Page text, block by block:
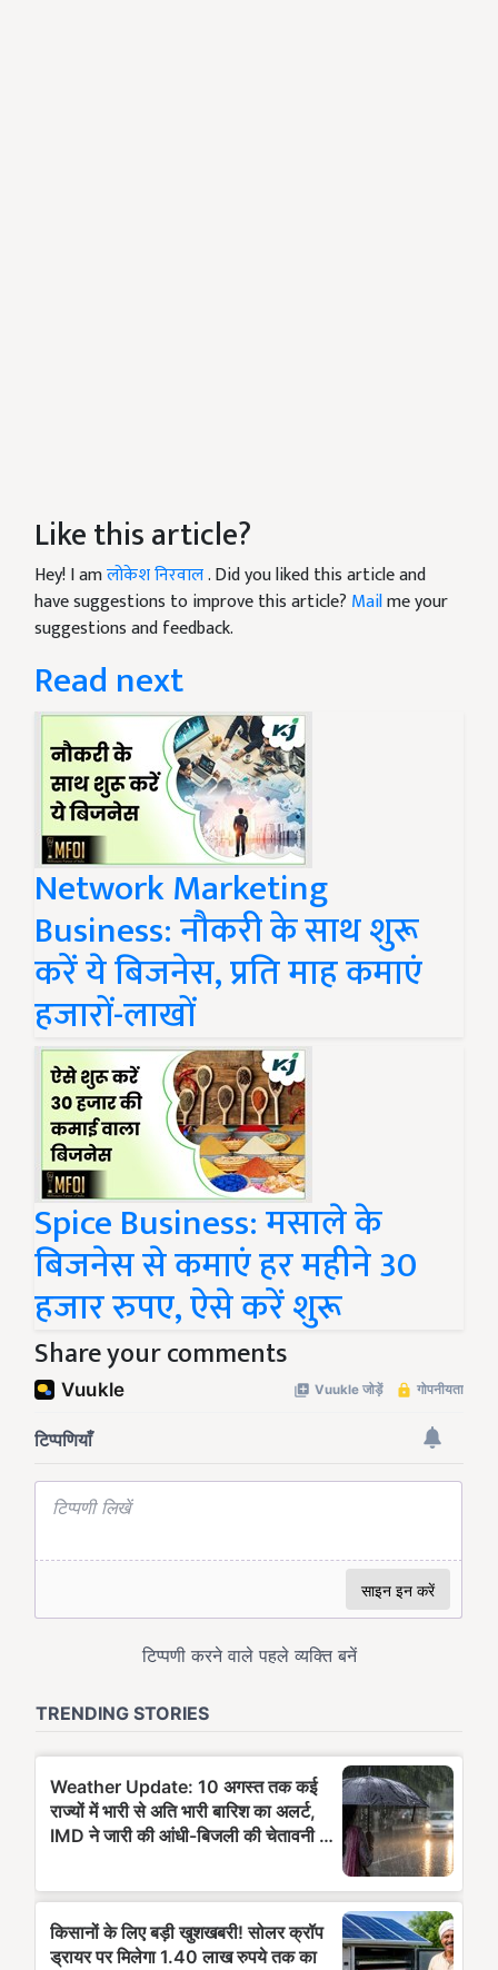
Like this article?
Hey! I amलोकेश निरवाल. Did you liked this article and
have suggestions to improve this article? Mailme your
suggestions and feedback.
Read next
Network Marketing
Business: नौकरी के साथ शुरू
करें ये बिजनेस, प्रति माह कमाएं
हजारों-लाखों
Spice Business: मसाले के
बिजनेस से कमाएं हर महीने 30
हजार रुपए, ऐसे करें शुरू
Share your comments